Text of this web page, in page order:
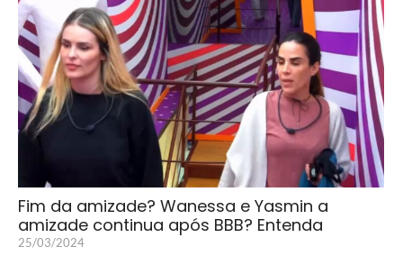
Fim da amizade? Wanessa e Yasmin a
amizade continua após BBB? Entenda
25/03/2024